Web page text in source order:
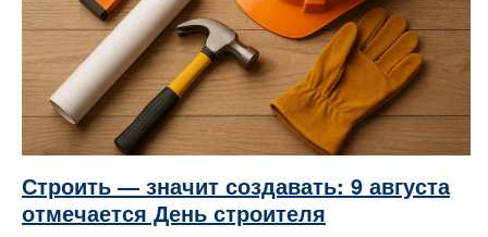
Строить — значит создавать: 9 августа
отмечается День строителя